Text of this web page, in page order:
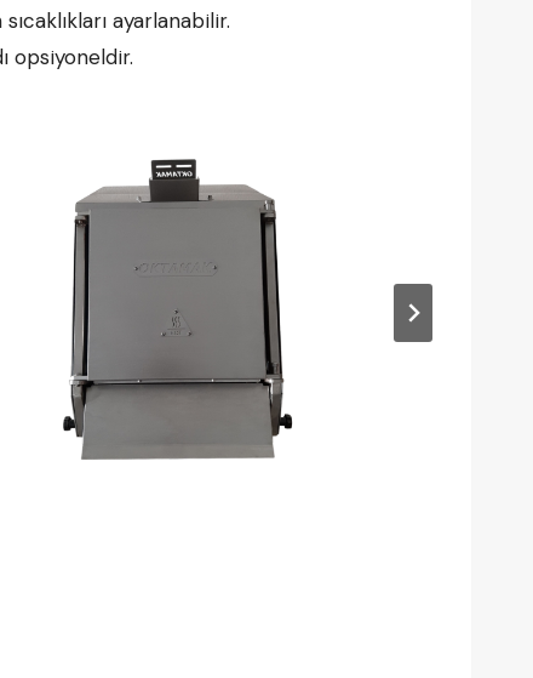
ayarlanabilir.
opsiyoneldir.